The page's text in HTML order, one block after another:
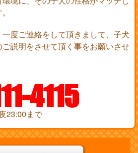
度ご連絡をして頂きまして、子犬
説明をさせて頂く事をお願いさせ
4115
23:00まで